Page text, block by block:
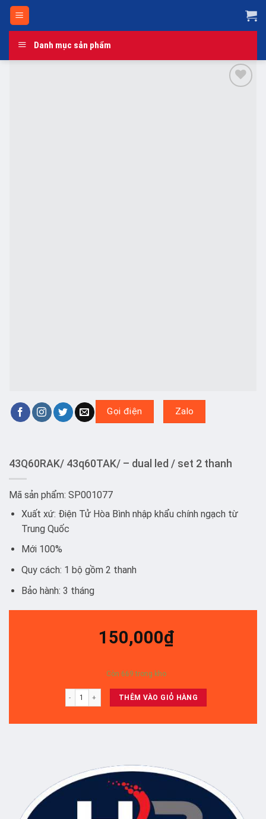
Skip
Danh mục sản phẩm
Gọi điện Zalo
43Q60RAK/ 43q60TAK/ – dual led / set 2 thanh
Mã sản phẩm: SP001077
Xuất xứ: Điện Tử Hòa Bình nhập khẩu chính ngạch từ
Trung Quốc
Mới 100%
Quy cách: 1 bộ gồm 2 thanh
Bảo hành: 3 tháng
150,000₫
Còn 669 trong kho
43Q60RAK/ 43q60TAK/ - dual led / set 2 thanh số lượng
THÊM VÀO GIỎ HÀNG